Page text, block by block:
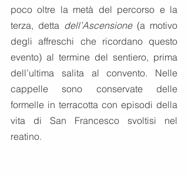
poco oltre la metà del percorso e la
terza, detta dell’Ascensione (a motivo
degli affreschi che ricordano questo
evento) al termine del sentiero, prima
dell’ultima salita al convento. Nelle
formelle in terracotta con episodi della
vita di San Francesco svoltisi nel
reatino.